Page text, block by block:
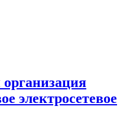
электросетевое